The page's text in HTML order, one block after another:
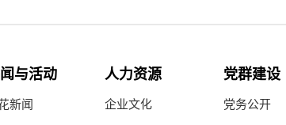
与活动
新闻
人力资源
企业文化
党群建设
党务公开